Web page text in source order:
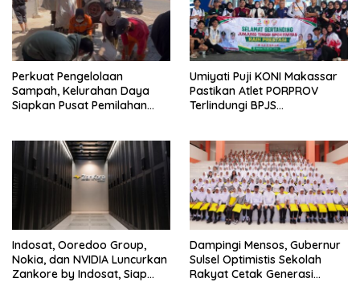
Perkuat Pengelolaan
Sampah, Kelurahan Daya
Siapkan Pusat Pemilahan
Umiyati Puji KONI Makassar
Pastikan Atlet PORPROV
Terlindungi BPJS
Indosat, Ooredoo Group,
Nokia, dan NVIDIA Luncurkan
Zankore by Indosat, Siap
Dampingi Mensos, Gubernur
Sulsel Optimistis Sekolah
Rakyat Cetak Generasi